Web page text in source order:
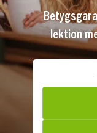
lektion